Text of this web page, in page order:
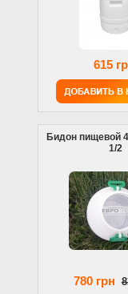
615
Бидон пищевой
1/2
780 грн